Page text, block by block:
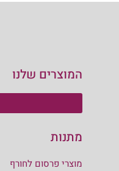
המוצרים שלנו
מתנות
מוצרי פרסום לחורף